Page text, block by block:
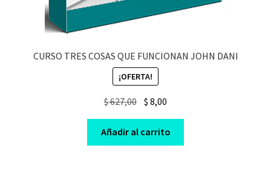
CURSO TRES COSAS QUE FUNCIONAN JOHN DANI
¡OFERTA!
$627,00 Original
was:
$ 627,00.
$ 8,00
is:
$ 8,00.
Añadir al carrito